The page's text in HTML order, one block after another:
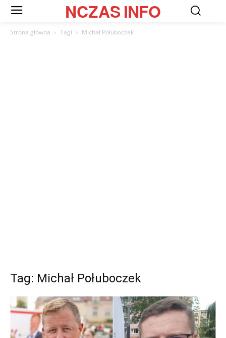
NCZASINFO
Strona główna Tagi Michał Połuboczek
Tag: Michał Połuboczek